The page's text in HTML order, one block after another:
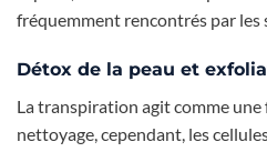
fréquemment rencontrés par les
Détox de la peau et
La transpiration agit comme
nettoyage, cependant, les